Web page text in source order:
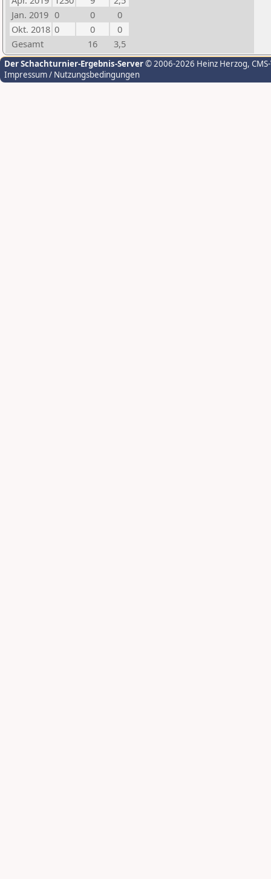
Jan. 2019 0 0
0
Okt. 2018 0 0
0
Gesamt
16 3,5
Der Schachturnier-Ergebnis-Server© 2006-2026 Heinz Herzog,
Impressum / Nutzungsbedingungen